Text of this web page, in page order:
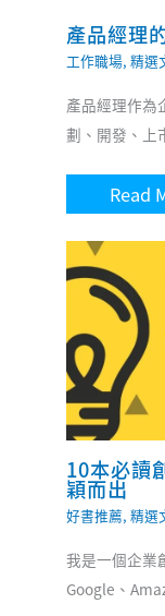
產品經理
工作職場,精選
產品經理作為
劃、開發、上
Read
10本必讀
穎而出
好書推薦,精選
我是一個企業
Google、